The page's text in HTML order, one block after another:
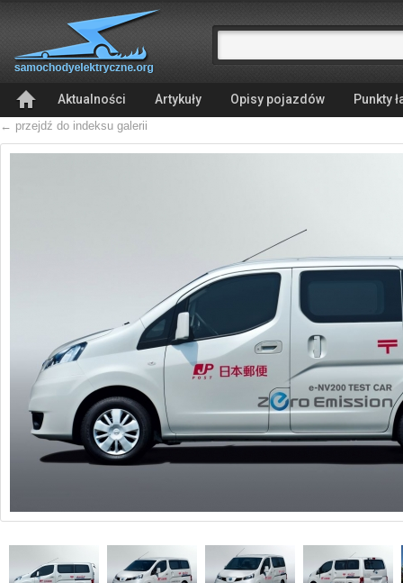
Aktualności Artykuły Opisy pojazdów Punkty
← przejdź do indeksu galerii